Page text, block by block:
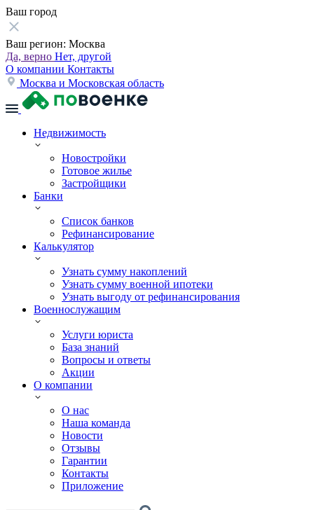
Ваш город
Ваш регион: Москва
Да, верно Нет, другой
О компании Контакты
Москва и Московская область
Недвижимость
Новостройки
Готовое жилье
Застройщики
Банки
Список банков
Рефинансирование
Калькулятор
Узнать сумму накоплений
Узнать сумму военной ипотеки
Узнать выгоду от рефинансирования
Военнослужащим
Услуги юриста
База знаний
Вопросы и ответы
Акции
О компании
О нас
Наша команда
Новости
Отзывы
Гарантии
Контакты
Приложение